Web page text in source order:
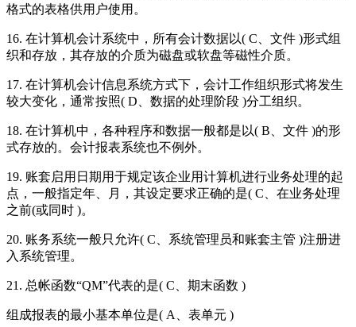
格式的表格供用户使用。
16. 在计算机会计系统中，所有会计数据以( C、文件 )形式组
织和存放，其存放的介质为磁盘或软盘等磁性介质。
17. 在计算机会计信息系统方式下，会计工作组织形式将发生
较大变化，通常按照( D、数据的处理阶段 )分工组织。
18. 在计算机中，各种程序和数据一般都是以( B、文件 )的形
式存放的。会计报表系统也不例外。
19. 账套启用日期用于规定该企业用计算机进行业务处理的起
点，一般指定年、月，其设定要求正确的是( C、在业务处理
之前(或同时 )。
20. 账务系统一般只允许( C、系统管理员和账套主管 )注册进
入系统管理。
21. 总帐函数“QM”代表的是( C、期末函数 )
组成报表的最小基本单位是( A、表单元 )